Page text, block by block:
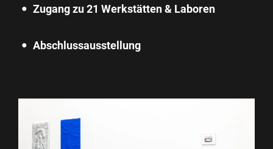
Zugang zu 21 Werkstätten & Laboren
Abschlussausstellung